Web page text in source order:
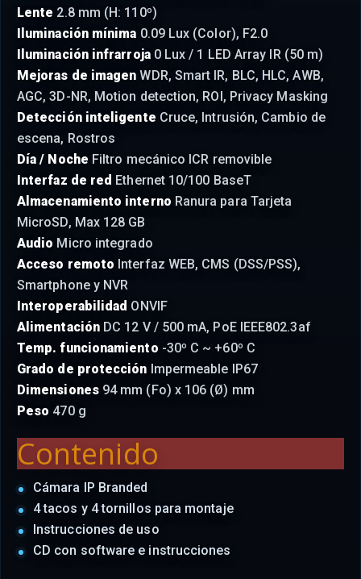
Lente 2.8 mm (H: 110º)
Iluminación mínima 0.09 Lux (Color), F2.0
Iluminación infrarroja0 Lux / 1 LED Array IR (50 m)
Mejoras de imagen WDR, Smart IR, BLC, HLC, AWB,
AGC, 3D-NR, Motion detection, ROI, Privacy Masking
Detección inteligente Cruce, Intrusión, Cambio de
escena, Rostros
Día / Noche Filtro mecánico ICR removible
Interfaz de red Ethernet 10/100 BaseT
Almacenamiento interno Ranura para Tarjeta
MicroSD, Max 128 GB
Audio Micro integrado
Acceso remoto Interfaz WEB, CMS (DSS/PSS),
Smartphone y NVR
Interoperabilidad ONVIF
AlimentaciónDC 12 V / 500 mA, PoE IEEE802.3af
Temp. funcionamiento -30º C ~ +60º C
Grado de protección Impermeable IP67
Dimensiones94 mm (Fo) x 106 (Ø) mm
Peso 470 g
Contenido
Cámara IP Branded
4 tacos y 4 tornillos para montaje
Instrucciones de uso
CD con software e instrucciones